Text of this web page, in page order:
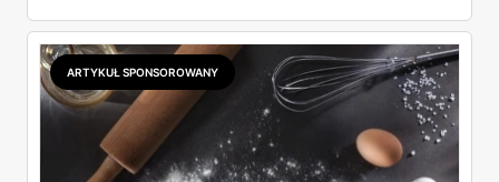
2,99 zł za kilogram, ale wyłącznie w sobotę z aplikacją. Aldi
odpowiada masłem za 2,99 zł. Werdykt w skrócie:
najwięcej wyciśniesz z Biedronki, po świeże warzywa jedź
do Aldi.
ARTYKUŁ SPONSOROWANY